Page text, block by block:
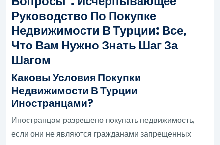
Руководство По Покупке
Недвижимости В Турции: Все,
Что Вам Нужно Знать Шаг За
Шагом
Каковы Условия Покупки
Недвижимости В Турции
Иностранцами?
Иностранцам разрешено покупать недвижимость,
если они не являются гражданами запрещенных